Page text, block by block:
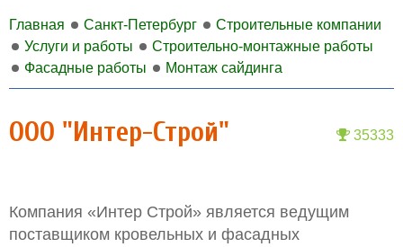
Главная Санкт-Петербург
Строительные компании
Услуги и работы
Строительно-монтажные работы
Фасадные работы
Монтаж сайдинга
35333
ООО "Интер-Строй"
Компания «Интер Строй» является ведущим
поставщиком кровельных и фасадных